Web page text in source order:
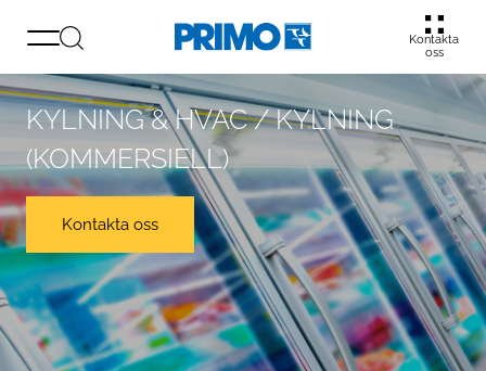
Kontakta
oss
KYLNING & HVAC / KYLNING
(KOMMERSIELL)
Kontakta oss